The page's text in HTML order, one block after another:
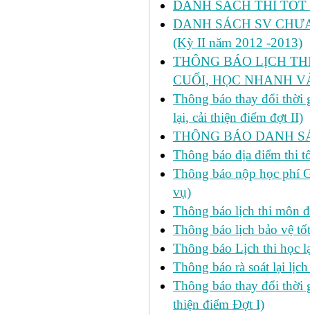
DANH SÁCH THI
DANH SÁCH SV
(Kỳ II năm 2012 -2013)
THÔNG BÁO LỊCH
CUỐI, HỌC NHANH
Thông báo thay đổi thời
lại, cải thiện điểm đợt II)
THÔNG BÁO DANH
Thông báo địa điểm thi
Thông báo nộp học phí
vụ)
Thông báo lịch thi môn
Thông báo lịch bảo vệ
Thông báo Lịch thi học
Thông báo rà soát lại
Thông báo thay đổi thời
thiện điểm Đợt I)